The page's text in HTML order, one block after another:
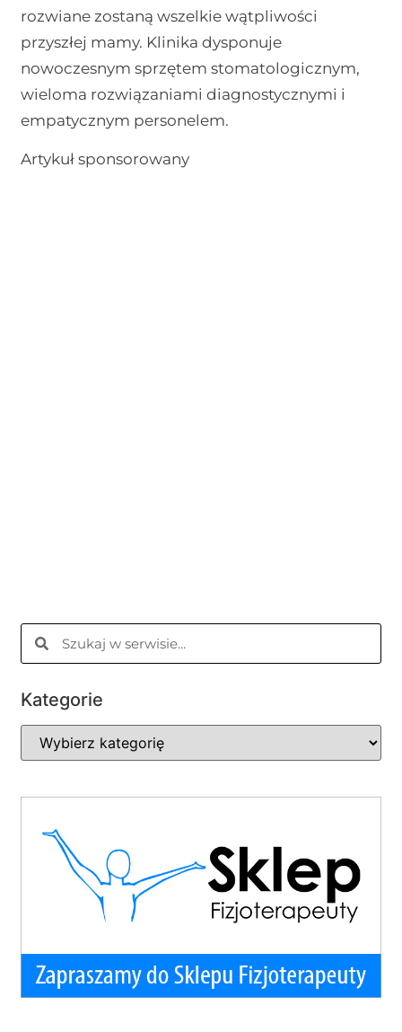
rozwiane zostaną wszelkie wątpliwości
przyszłej mamy. Klinika dysponuje
nowoczesnym sprzętem stomatologicznym,
wieloma rozwiązaniami diagnostycznymi i
empatycznym personelem.
Artykuł sponsorowany
Kategorie